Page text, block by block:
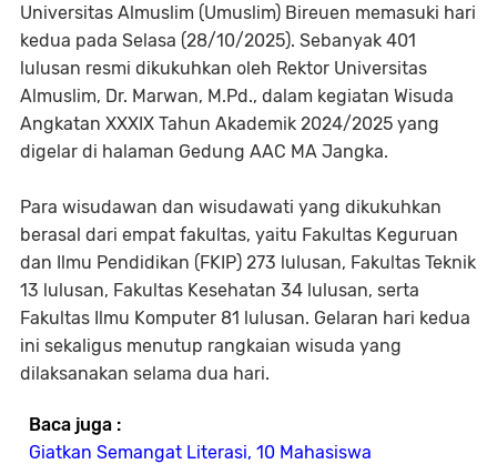
Universitas Almuslim (Umuslim) Bireuen memasuki hari
kedua pada Selasa (28/10/2025). Sebanyak 401
lulusan resmi dikukuhkan oleh Rektor Universitas
Almuslim, Dr. Marwan, M.Pd., dalam kegiatan Wisuda
Angkatan XXXIX Tahun Akademik 2024/2025 yang
digelar di halaman Gedung AAC MA Jangka.
Para wisudawan dan wisudawati yang dikukuhkan
berasal dari empat fakultas, yaitu Fakultas Keguruan
dan Ilmu Pendidikan (FKIP) 273 lulusan, Fakultas Teknik
13 lulusan, Fakultas Kesehatan 34 lulusan, serta
Fakultas Ilmu Komputer 81 lulusan. Gelaran hari kedua
ini sekaligus menutup rangkaian wisuda yang
dilaksanakan selama dua hari.
Baca juga :
Giatkan Semangat Literasi, 10 Mahasiswa